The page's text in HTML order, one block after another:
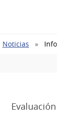
Noticias